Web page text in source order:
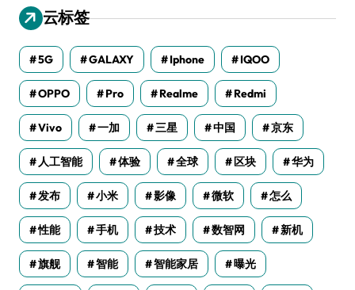
云标签
5G GALAXY Iphone IQOO
OPPO Pro Realme Redmi
Vivo 一加 三星 中国 京东
人工智能 体验 全球 区块 华为
发布 小米 影像 微软 怎么
性能 手机 技术 数智网 新机
旗舰 智能 智能家居 曝光